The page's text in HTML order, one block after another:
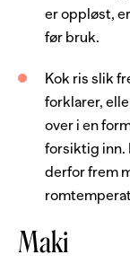
1 ts
salt
0.5 dl
1 stk
0.5 stk
stk
6 stk
Server med
er oppløst,
før bruk.
Kok ris slik
forklarer,
over i en
forsiktig inn.
derfor frem
Maki